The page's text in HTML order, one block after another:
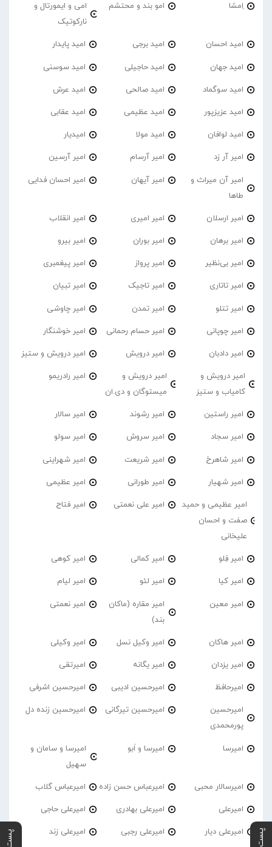
اِمشا امو بند و محتشم
امی و ایمورتال و
نارکوتیک
امید احسان امید برجی امید پایدار
امید جهان امید حاجیلی امید سوسنی
امید سوگماد امید صالحی امید عرش
امید عزیزپور امید عظیمی امید عقابی
امید لوافان امید مولا امیدیار
امیر آر زد امیر آرسام امیر آرسین
امیر آن میراث و
طاها
امیر آیهان امیر احسان فدایی
امیر ارسلان امیر امیری امیر انقلاب
امیر برهان امیر‌ بوران امیر بیرو
امیر بی‌نظیر امیر پرواز امیر پیغمبری
امیر تاتاری امیر تاجیک امیر تبیان
امیر تتلو امیر تمدن امیر چاوشی
امیر چوپانی امیر حسام رحمانی امیر خوشنگار
امیر دادبان امیر درویش امیر درویش و ستیز
امیر درویش و
کامیاب و ستیز
امیر درویش و
میستوگان و دی.ان
امیر رادریمو
امیر راستین امیر رشوند امیر سالار
امیر سجاد امیر سروش امیر سولو
امیر شاهرخ امیر شریعت امیر شهراینی
امیر شهیار امیر طورانی امیر عظیمی
امیر عظیمی و حمید
صفت و احسان
علیخانی
امیر علی نعمتی امیر فتاح
امیر فِلو امیر کمالی امیر کوهی
امیر کیا امیر لئو امیر لیام
امیر معین
امیر مقاره (ماکان
بند)
امیر نعمتی
امیر هاکان امیر وکیل نسل امیر وکیلی
امیر یزدان امیر یگانه امیرتقی
امیرحافظ امیرحسین ادیبی امیرحسین اشرفی
امیرحسین
پورمحمدی
امیرحسین تیرگانی امیرحسین زنده دل
امیرسا امیرسا و اَبو
امیرسا و سامان و
سهیل
امیرسالار محبی امیرعباس حسن زاده امیرعباس گلاب
امیرعلی امیرعلی بهادری امیرعلی حاجی
امیرعلی دیار امیرعلی رجبی امیرعلی زند